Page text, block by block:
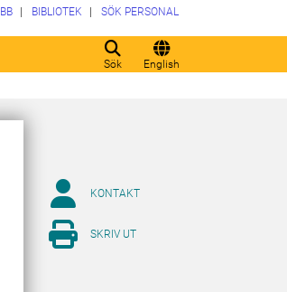
Sök English
BIBLIOTEK SÖK PERSONAL
KONTAKT
SKRIV UT